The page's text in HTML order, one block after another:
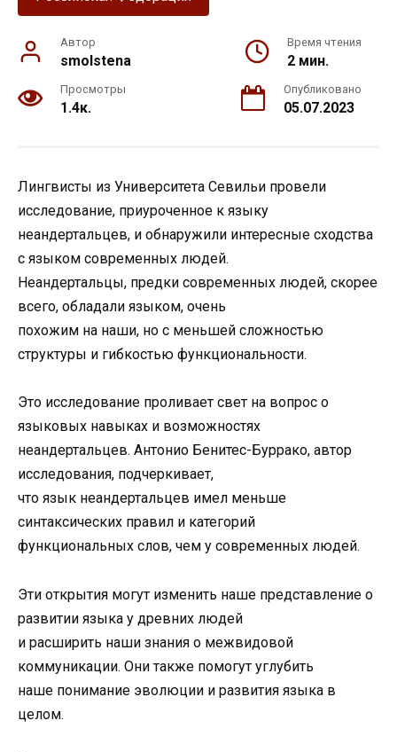
Автор
smolstena
Время чтения
2 мин.
Просмотры
1.4к.
Опубликовано
05.07.2023
Лингвисты из Университета Севильи провели
исследование, приуроченное к языку
неандертальцев, и обнаружили интересные сходства
с языком современных людей.
Неандертальцы, предки современных людей, скорее
всего, обладали языком, очень
похожим на наши, но с меньшей сложностью
структуры и гибкостью функциональности.
Это исследование проливает свет на вопрос о
языковых навыках и возможностях
неандертальцев. Антонио Бенитес-Буррако, автор
исследования, подчеркивает,
что язык неандертальцев имел меньше
синтаксических правил и категорий
функциональных слов, чем у современных людей.
Эти открытия могут изменить наше представление о
развитии языка у древних людей
и расширить наши знания о межвидовой
коммуникации. Они также помогут углубить
наше понимание эволюции и развития языка в
целом.